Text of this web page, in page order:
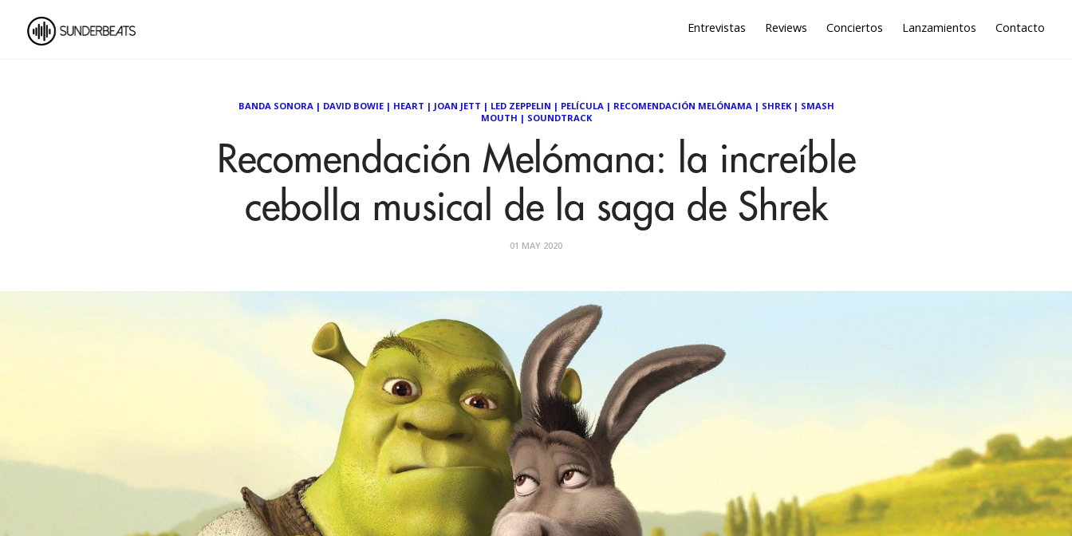
Entrevistas Reviews Conciertos Lanzamientos Contacto
BANDA SONORA| DAVID BOWIE| HEART | JOAN JETT | LED ZEPPELIN | PELÍCULA| RECOMENDACIÓN MELÓNAMA| SHREK| SMASH
MOUTH | SOUNDTRACK
Recomendación Melómana: la increíble
cebolla musical de la saga de Shrek
01 MAY 2020